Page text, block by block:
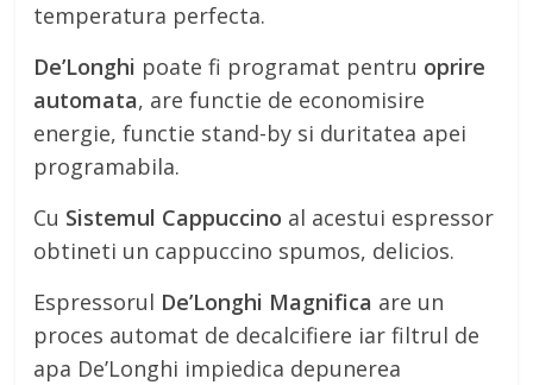
temperatura perfecta.
De’Longhi poate fi programat pentru oprire
automata, are functie de economisire
energie, functie stand-by si duritatea apei
programabila.
Cu Sistemul Cappuccino al acestui espressor
obtineti un cappuccino spumos, delicios.
Espressorul De’Longhi Magnifica are un
proces automat de decalcifiere iar filtrul de
apa De’Longhi impiedica depunerea